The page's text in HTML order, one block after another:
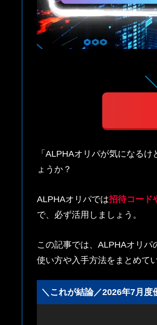
「ALPHAオリパが気になる
ょうか？
ALPHAオリパでは招待コード
で、必ず活用しましょう。
この記事では、ALPHAオリ
使い方や入手方法をまとめて
＼これが結論／2026年7月度